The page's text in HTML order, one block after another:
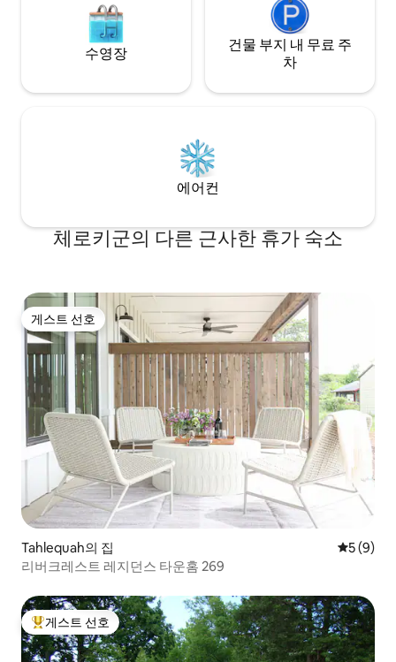
수영장
건물 부지 내 무료 주
차
에어컨
체로키군의 다른 근사한 휴가 숙소
게스트 선호
게스트 선호
Tahlequah의 집 평점 5점
5 (9)
리버크레스트 레지던스 타운홈 269
상위 게스트 선호
게스트 선호